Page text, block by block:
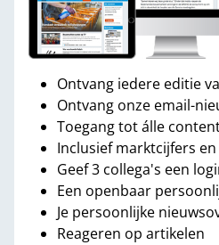
Ontvang iedere editie
Ontvang onze email-
Toegang tot álle
Inclusief marktcijfers
Geef 3 collega's een
Een openbaar
Je persoonlijke
Reageren op artikelen